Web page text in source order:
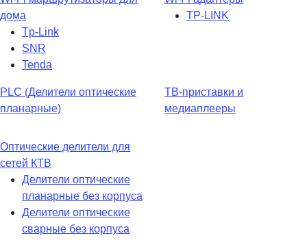
дома
Tp-Link
SNR
Tenda
TP-LINK
PLC (Делители оптические
планарные)
ТВ-приставки и
медиаплееры
Оптические делители для
сетей КТВ
Делители оптические
планарные без корпуса
Делители оптические
сварные без корпуса